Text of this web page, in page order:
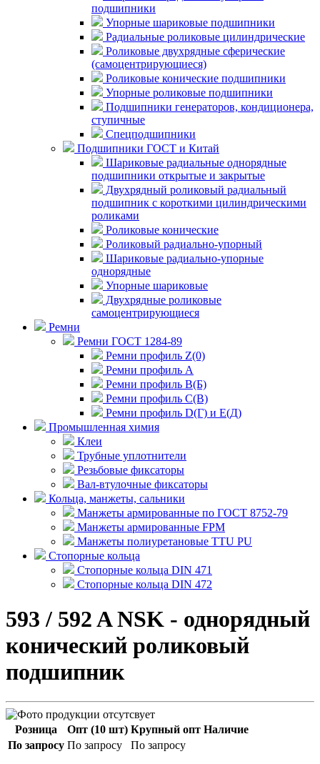
подшипники
Упорные шариковые подшипники
Радиальные роликовые цилиндрические
Роликовые двухрядные сферические
(самоцентрирующиеся)
Роликовые конические подшипники
Упорные роликовые подшипники
Подшипники генераторов, кондиционера,
ступичные
Спецподшипники
Подшипники ГОСТ и Китай
Шариковые радиальные однорядные
подшипники открытые и закрытые
Двухрядный роликовый радиальный
подшипник с короткими цилиндрическими
роликами
Роликовые конические
Роликовый радиально-упорный
Шариковые радиально-упорные
однорядные
Упорные шариковые
Двухрядные роликовые
самоцентрирующиеся
Ремни
Ремни ГОСТ 1284-89
Ремни профиль Z(0)
Ремни профиль А
Ремни профиль В(Б)
Ремни профиль С(В)
Ремни профиль D(Г) и E(Д)
Промышленная химия
Клеи
Трубные уплотнители
Резьбовые фиксаторы
Вал-втулочные фиксаторы
Кольца, манжеты, сальники
Манжеты армированные по ГОСТ 8752-79
Манжеты армированные FPM
Манжеты полиуретановые TTU PU
Стопорные кольца
Стопорные кольца DIN 471
Стопорные кольца DIN 472
593 / 592 A NSK - однорядный
конический роликовый
подшипник
Розница Опт (10 шт) Крупный опт Наличие
По запросу По запросу По запросу